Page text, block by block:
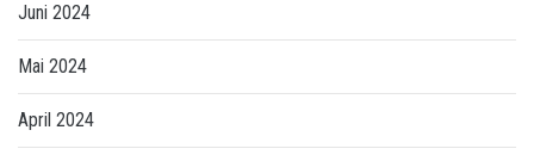
Juni 2024
Mai 2024
April 2024